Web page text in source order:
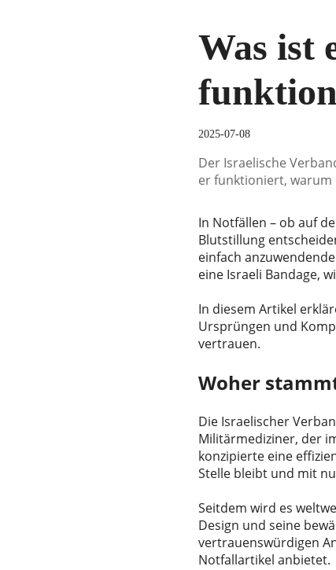
Was ist
2025-07-08
Der Israelische
er funktioniert, warum
In Notfällen – ob auf
Blutstillung
einfach
eine Israeli Bandage,
In diesem Artikel
Ursprüngen und
vertrauen.
Woher
Die Israelischer
Militärmediziner, der
konzipierte eine
Stelle bleibt und mit
Seitdem wird es
Design und seine
vertrauenswürdigen
Notfallartikel anbietet.